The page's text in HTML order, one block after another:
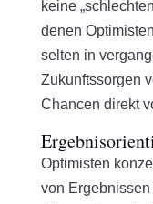
keine
denen
selten in
Zukunftssorgen
Chancen direkt
Optimisten
von